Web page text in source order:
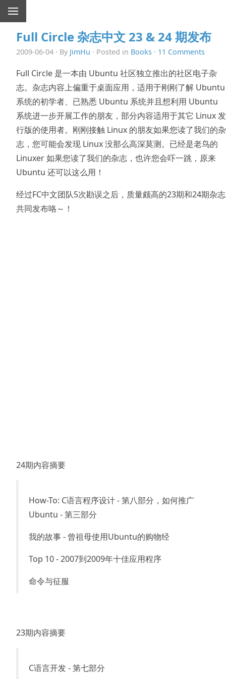
Full Circle 杂志中文 23 & 24 期发布
2009-06-04 · By JimHu · Posted in Books · 11 Comments
Full Circle 是一本由 Ubuntu 社区独立推出的社区电子杂
志。杂志内容上偏重于桌面应用，适用于刚刚了解 Ubuntu
系统的初学者、已熟悉 Ubuntu 系统并且想利用 Ubuntu
系统进一步开展工作的朋友，部分内容适用于其它 Linux 发
行版的使用者。刚刚接触 Linux 的朋友如果您读了我们的杂
志，您可能会发现 Linux 没那么高深莫测。已经是老鸟的
Linuxer 如果您读了我们的杂志，也许您会吓一跳，原来
Ubuntu 还可以这么用！
经过FC中文团队5次勘误之后，质量颇高的23期和24期杂志
共同发布咯～！
24期内容摘要
How-To: C语言程序设计 - 第八部分，如何推广
Ubuntu - 第三部分
我的故事 - 曾祖母使用Ubuntu的购物经
Top 10 - 2007到2009年十佳应用程序
命令与征服
23期内容摘要
C语言开发 - 第七部分